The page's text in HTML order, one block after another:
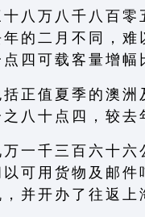
八 万 八 千 八 百
的 二 月 不 同 ，
四 可 载 客 量 增 幅
正 值 夏 季 的 澳
八 十 点 四 ， 较 去
一 千 三 百 六 十
可 用 货 物 及 邮
， 并 开 办 了 往 返 上